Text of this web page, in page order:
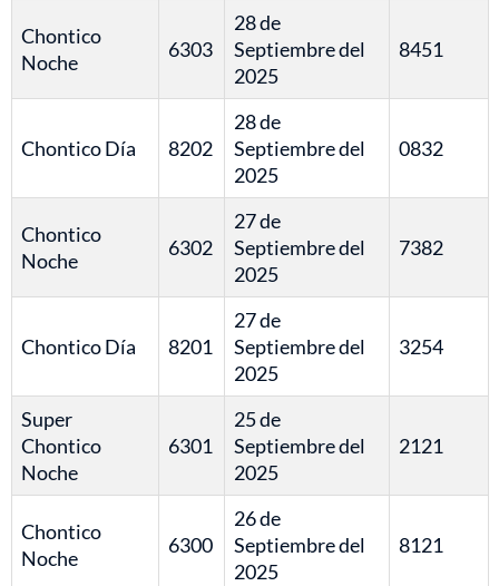
Chontico
Noche
6303
28 de
Septiembre del
2025
8451
Chontico Día 8202
28 de
Septiembre del
2025
0832
Chontico
Noche
6302
27 de
Septiembre del
2025
7382
Chontico Día 8201
27 de
Septiembre del
2025
3254
Super
Chontico
Noche
6301
25 de
Septiembre del
2025
2121
Chontico
Noche
6300
26 de
Septiembre del
2025
8121